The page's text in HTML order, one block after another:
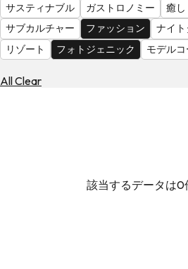
サスティナブル
ガストロノミー
癒し
サブカルチャー
ファッション
ナイ
リゾート
フォトジェニック モデルコ
All Clear
該当するデータは0